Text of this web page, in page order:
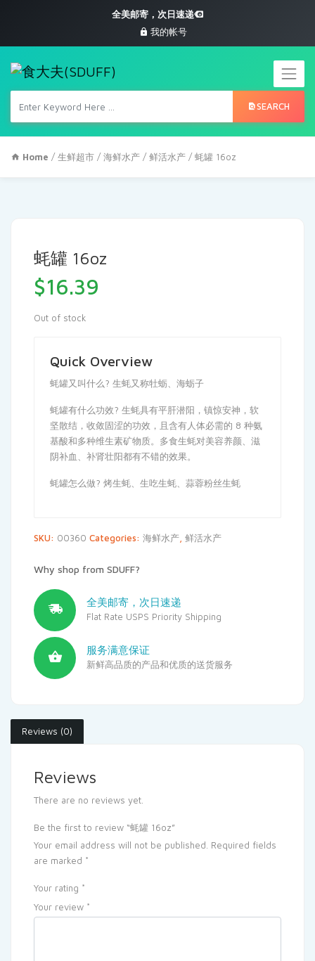
全美邮寄，次日速递
我的帐号
SEARCH
Home /生鲜超市 /海鲜水产 /鲜活水产 / 蚝罐 16oz
蚝罐 16oz
$16.39
Out of stock
Quick Overview
蚝罐又叫什么? 生蚝又称牡蛎、海蛎子
蚝罐有什么功效? 生蚝具有平肝潜阳，镇惊安神，软
坚散结，收敛固涩的功效，且含有人体必需的 8 种氨
基酸和多种维生素矿物质。多食生蚝对美容养颜、滋
阴补血、补肾壮阳都有不错的效果。
蚝罐怎么做? 烤生蚝、生吃生蚝、蒜蓉粉丝生蚝
SKU: 00360 Categories: 海鲜水产 鲜活水产
Why shop from SDUFF?
全美邮寄，次日速递
Flat Rate USPS Priority Shipping
服务满意保证
新鲜高品质的产品和优质的送货服务
Reviews (0)
Reviews
There are no reviews yet.
Be the first to review “蚝罐 16oz”
Your email address will not be published. Required fields
are marked *
Your rating *
Your review *